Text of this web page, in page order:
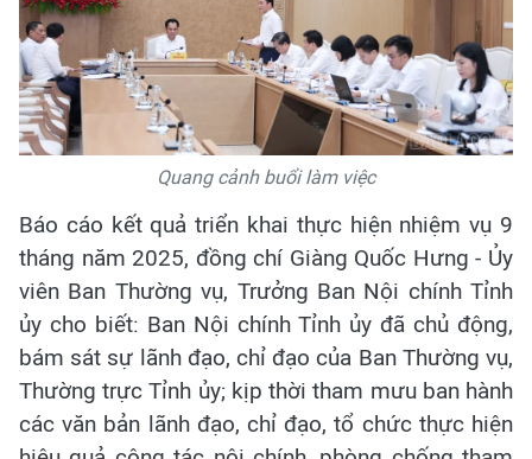
Quang cảnh buổi làm việc
Báo cáo kết quả triển khai thực hiện nhiệm vụ 9
tháng năm 2025, đồng chí Giàng Quốc Hưng - Ủy
viên Ban Thường vụ, Trưởng Ban Nội chính Tỉnh
ủy cho biết: Ban Nội chính Tỉnh ủy đã chủ động,
bám sát sự lãnh đạo, chỉ đạo của Ban Thường vụ,
Thường trực Tỉnh ủy; kịp thời tham mưu ban hành
các văn bản lãnh đạo, chỉ đạo, tổ chức thực hiện